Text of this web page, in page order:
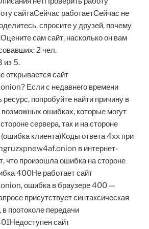
сайтаСейчас работаетСейчас не
спросите у друзей, почему
сам сайт, насколько он вам
2 чел.
из 5.
открывается сайт
Если с недавнего времени
ресурс, попробуйте найти причину в
ошибках, которые могут
сервера, так и на стороне
клиента)Коды ответа 4xx при
в интернет-
что произошла ошибка на стороне
400Не работает сайт
ошибка в браузере 400 —
присутствует синтаксическая
протоколе передачи
сайт